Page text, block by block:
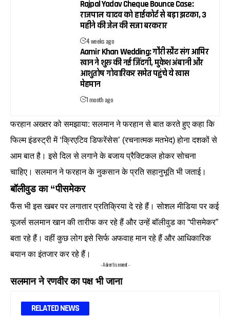
Rajpal Yadav Cheque Bounce Case:
राजपाल यादव को हाईकोर्ट से बड़ा झटका, 3
महीने की जेल की सजा बरकरार
4 weeks ago
Aamir Khan Wedding: गौरी स्प्रैट संग आमिर
खान ने शुरू की नई जिंदगी, मुकेश अंबानी और
आशुतोष गोवारिकर समेत पहुंचे ये खास
मेहमान
1 month ago
फरहान अख्तर को समझाया: सलमान ने फरहान से बात करते हुए कहा कि
फिल्म इंडस्ट्री में ‘क्रिएटिव डिफरेंसेस’ (रचनात्मक मतभेद) होना दशकों से
आम बात है। इसे दिल से लगाने के बजाय प्रैक्टिकल होकर सोचना
चाहिए। सलमान ने फरहान के नुकसान के प्रति सहानुभूति भी जताई।
बॉलीवुड का “पीसमेकर
फैंस भी इस खबर पर लगातार प्रतिक्रिया दे रहे हैं। सोशल मीडिया पर कई
यूजर्स सलमान खान की तारीफ कर रहे हैं और उन्हें बॉलीवुड का “पीसमेकर”
बता रहे हैं। वहीं कुछ लोग इसे सिर्फ अफवाह मान रहे हैं और आधिकारिक
बयान का इंतजार कर रहे हैं।
- Advertisement -
सलमान ने रणवीर का पक्ष भी जाना
RELATED NEWS